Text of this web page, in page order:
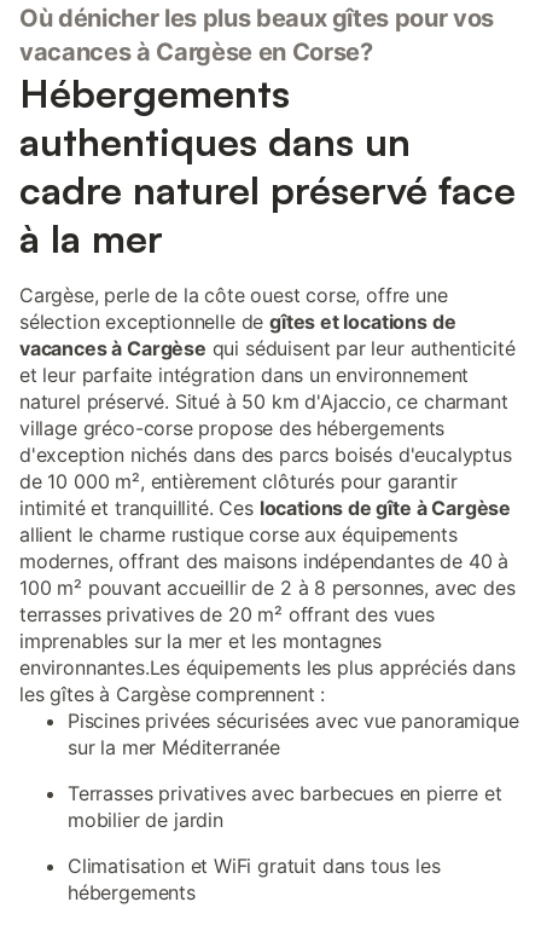
partie "espace vert". De plus des volets roulants ont été installés
dans le séjour ainsi que dans la chambre pour votre tranquillité
et votre intimité. Piscine sécurisée. à quelques dizaines de
mètres ouverte de Mai à fin septembre. Enfin, il est précisé que
le montant du loyer de 60E est à régler à l'arrivée dans les lieux
à la personne chargée de vous réceptionner.
Où dénicher les plus beaux gîtes pour vos
vacances à Cargèse en Corse?
Hébergements
authentiques dans un
cadre naturel préservé face
à la mer
Cargèse, perle de la côte ouest corse, offre une
sélection exceptionnelle degîtes et locations de
vacances à Cargèse qui séduisent par leur authenticité
et leur parfaite intégration dans un environnement
naturel préservé. Situé à 50 km d'Ajaccio, ce charmant
village gréco-corse propose des hébergements
d'exception nichés dans des parcs boisés d'eucalyptus
de 10 000 m², entièrement clôturés pour garantir
intimité et tranquillité. Ces locations de gîte à Cargèse
allient le charme rustique corse aux équipements
modernes, offrant des maisons indépendantes de 40 à
100 m² pouvant accueillir de 2 à 8 personnes, avec des
terrasses privatives de 20 m² offrant des vues
imprenables sur la mer et les montagnes
environnantes.Les équipements les plus appréciés dans
les gîtes à Cargèse comprennent :
Piscines privées sécurisées avec vue panoramique
sur la mer Méditerranée
Terrasses privatives avec barbecues en pierre et
mobilier de jardin
Climatisation et WiFi gratuit dans tous les
hébergements